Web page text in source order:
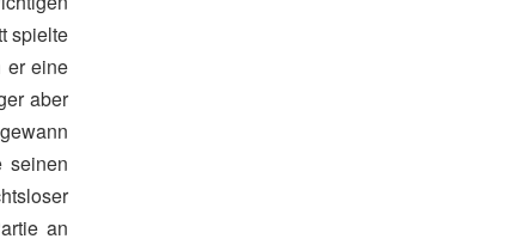
spielte
er eine
aber
seinen
an